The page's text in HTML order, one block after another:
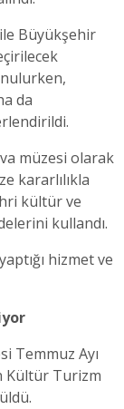
Büyükşehir
da
müzesi olarak
kararlılıkla
kültür ve
kullandı.
hizmet ve
Temmuz Ayı
Kültür Turizm